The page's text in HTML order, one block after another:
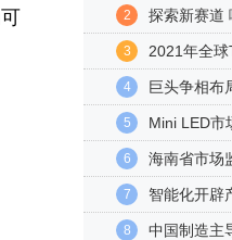
2 探索新赛道
3 2021年全球
4 巨头争相布
5 Mini LED市
6 海南省市场
7 智能化开辟
8 中国制造主